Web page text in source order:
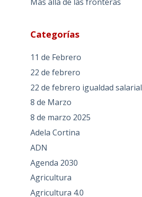
Categorías
11 de Febrero
22 de febrero
22 de febrero igualdad salarial
8 de Marzo
8 de marzo 2025
Adela Cortina
ADN
Agenda 2030
Agricultura
Agricultura 4.0